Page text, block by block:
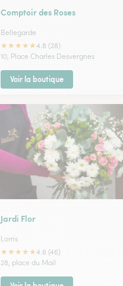
Comptoir des Roses
Bellegarde
★★★★★4.8 (28)
10, Place Charles Desvergnes
Voir la boutique
Jardi Flor
Lorris
★★★★★4.6 (46)
28, place du Mail